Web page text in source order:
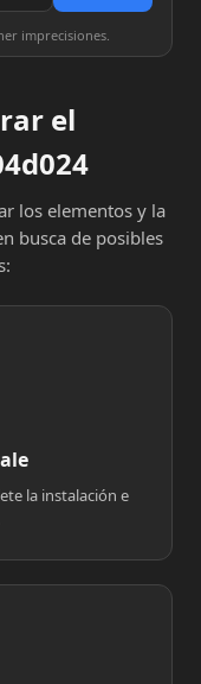
imprecisiones.
el
los elementos y la
busca de posibles
la instalación e